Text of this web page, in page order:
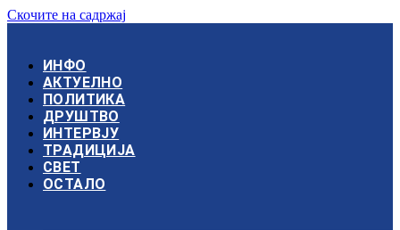
Скочите на садржај
ИНФО
АКТУЕЛНО
ПОЛИТИКА
ДРУШТВО
ИНТЕРВЈУ
ТРАДИЦИЈА
СВЕТ
ОСТАЛО